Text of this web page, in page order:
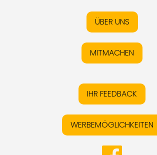
ÜBER UNS
MITMACHEN
IHR FEEDBACK
WERBEMÖGLICHKEITEN